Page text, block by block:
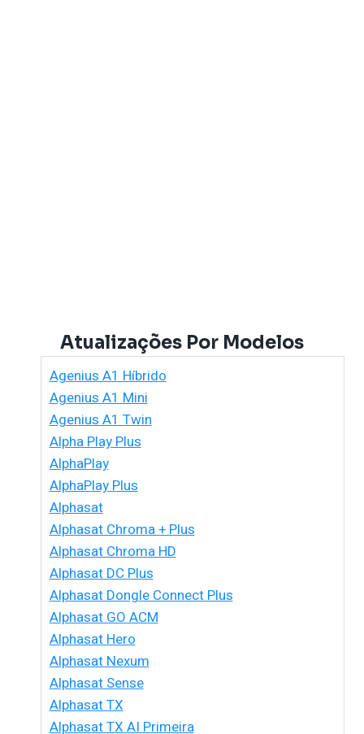
Atualizações Por Modelos
Agenius A1 Híbrido
Agenius A1 Mini
Agenius A1 Twin
Alpha Play Plus
AlphaPlay
AlphaPlay Plus
Alphasat
Alphasat Chroma + Plus
Alphasat Chroma HD
Alphasat DC Plus
Alphasat Dongle Connect Plus
Alphasat GO ACM
Alphasat Hero
Alphasat Nexum
Alphasat Sense
Alphasat TX
Alphasat TX AI Primeira